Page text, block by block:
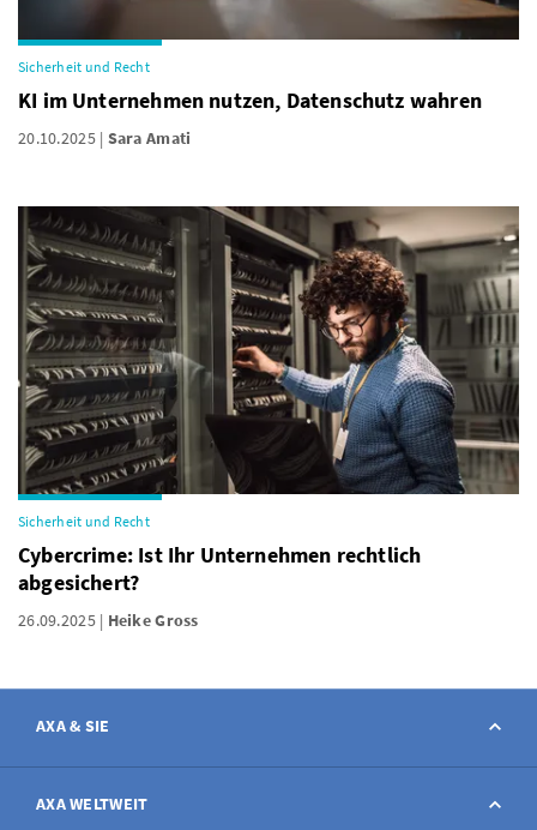
Sicherheit und Recht
KI im Unternehmen nutzen, Datenschutz wahren
20.10.2025 Sara Amati
Sicherheit und Recht
Cybercrime: Ist Ihr Unternehmen rechtlich
abgesichert?
26.09.2025 Heike Gross
AXA & SIE
Kontakt
AXA WELTWEIT